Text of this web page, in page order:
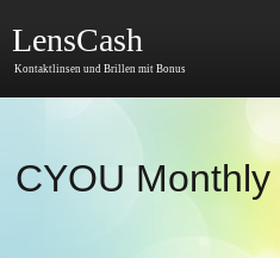
LensCash
Kontaktlinsen und Brillen mit Bonus
CYOU